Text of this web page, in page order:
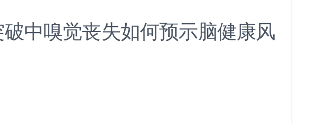
中嗅觉丧失如何预示脑健康风